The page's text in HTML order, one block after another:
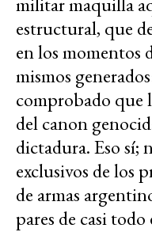
estructural, que
en los momentos
mismos
comprobado que
del canon
dictadura. Eso sí;
exclusivos de los
de armas
pares de casi todo